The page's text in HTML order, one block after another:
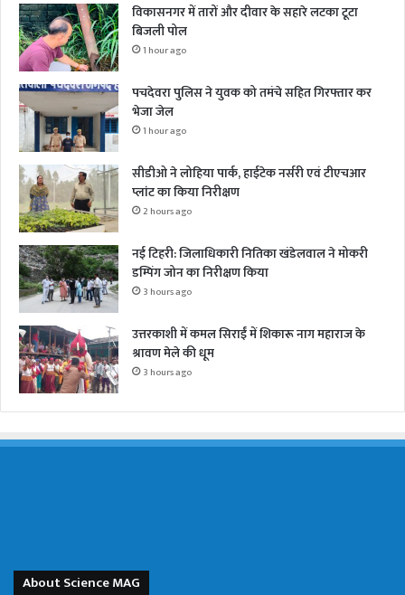
विकासनगर में तारों और दीवार के सहारे लटका टूटा
बिजली पोल
1 hour ago
पचदेवरा पुलिस ने युवक को तमंचे सहित गिरफ्तार कर
भेजा जेल
1 hour ago
सीडीओ ने लोहिया पार्क, हाईटेक नर्सरी एवं टीएचआर
प्लांट का किया निरीक्षण
2 hours ago
नई टिहरी: जिलाधिकारी नितिका खंडेलवाल ने मोकरी
डम्पिंग जोन का निरीक्षण किया
3 hours ago
उत्तरकाशी में कमल सिराईं में शिकारू नाग महाराज के
श्रावण मेले की धूम
3 hours ago
About Science MAG